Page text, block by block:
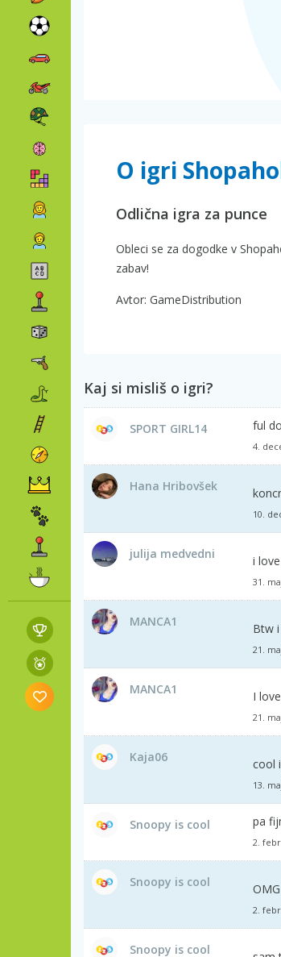
O igri
Odlična igra za punce
Obleci se za dogodke v
zabav!
Avtor: GameDistribution
Kaj si misliš o igri?
SPORT GIRL14 ful
4.
Hana Hribovšek
10.
julija medvedni i
31.
MANCA1 Btw
21.
MANCA1 I
21.
Kaja06 cool
13.
Snoopy is cool pa
2.
Snoopy is cool
2.
Snoopy is cool